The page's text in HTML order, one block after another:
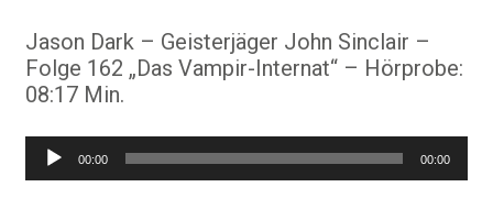
Jason Dark – Geisterjäger John Sinclair –
Folge 162 „Das Vampir-Internat“ – Hörprobe:
08:17 Min.
Audio-
Player
00:00 00:00